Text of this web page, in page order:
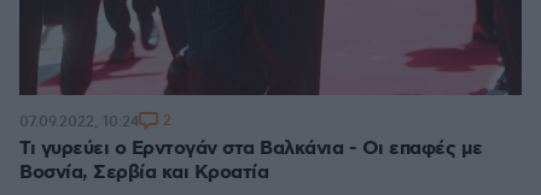
Τι γυρεύει ο Ερντογάν στα Βαλκάνια - Οι επαφές με
Βοσνία, Σερβία και Κροατία
07.09.2022, 10:24 2